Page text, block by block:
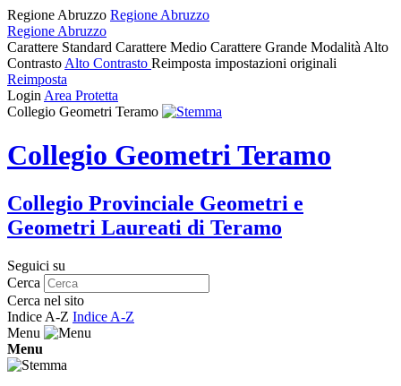
Regione Abruzzo Regione Abruzzo
Regione Abruzzo
Carattere Standard Carattere Medio Carattere Grande Modalità Alto
Contrasto Alto Contrasto Reimposta impostazioni originali
Reimposta
Login Area Protetta
Collegio Geometri Teramo
Collegio Geometri Teramo
Collegio Provinciale Geometri e
Geometri Laureati di Teramo
Seguici su
Cerca
Cerca nel sito
Indice A-Z Indice A-Z
Menu
Menu